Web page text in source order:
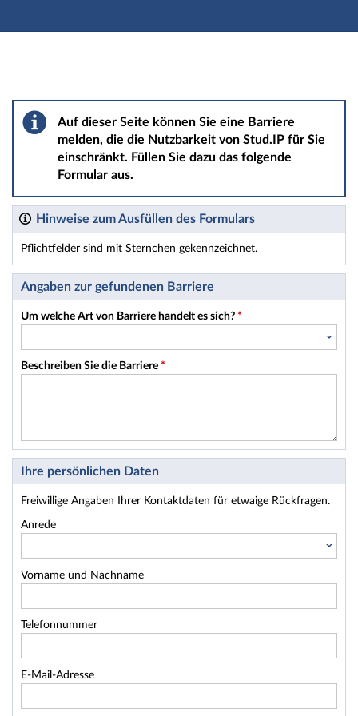
Hauptnavigation
Barriere melden
Auf dieser Seite können Sie eine Barriere
melden, die die Nutzbarkeit von Stud.IP für Sie
einschränkt. Füllen Sie dazu das folgende
Formular aus.
Hinweise zum Ausfüllen des Formulars
Pflichtfelder sind mit Sternchen gekennzeichnet.
Dieses Formular enthält Pflichtfelder.
Angaben zur gefundenen Barriere
Um welche Art von Barriere handelt es sich? *
Beschreiben Sie die Barriere *
Ihre persönlichen Daten
Freiwillige Angaben Ihrer Kontaktdaten für etwaige Rückfragen.
Anrede
Vorname und Nachname
Telefonnummer
E-Mail-Adresse